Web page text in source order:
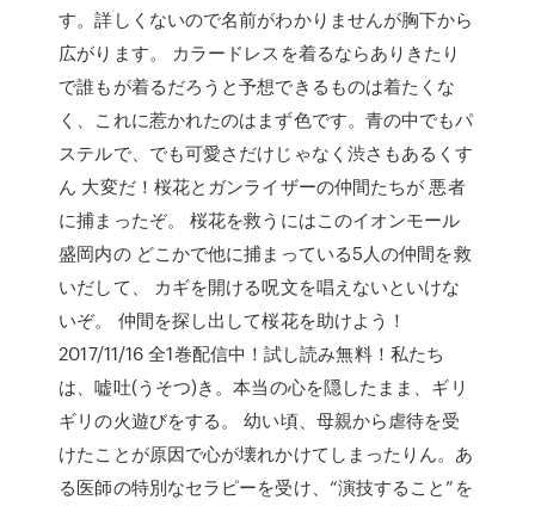
す。詳しくないので名前がわかりませんが胸下から
広がります。 カラードレスを着るならありきたり
で誰もが着るだろうと予想できるものは着たくな
く、これに惹かれたのはまず色です。青の中でもパ
ステルで、でも可愛さだけじゃなく渋さもあるくす
ん 大変だ！桜花とガンライザーの仲間たちが 悪者
に捕まったぞ。 桜花を救うにはこのイオンモール
盛岡内の どこかで他に捕まっている5人の仲間を救
いだして、 カギを開ける呪文を唱えないといけな
いぞ。 仲間を探し出して桜花を助けよう！
2017/11/16 全1巻配信中！試し読み無料！私たち
は、嘘吐(うそつ)き。本当の心を隠したまま、ギリ
ギリの火遊びをする。 幼い頃、母親から虐待を受
けたことが原因で心が壊れかけてしまったりん。あ
る医師の特別なセラピーを受け、“演技すること”を